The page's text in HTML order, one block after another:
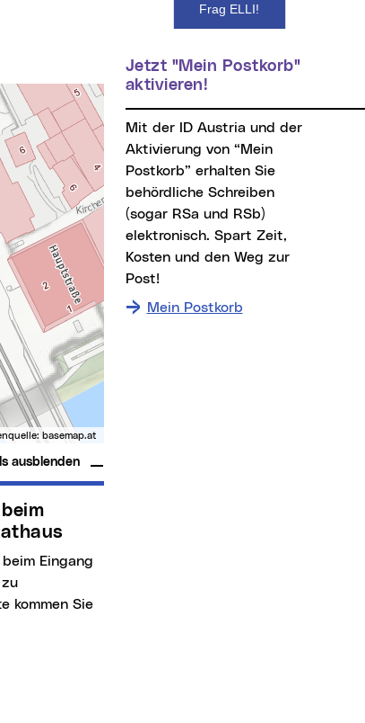
basemap.at
ausblenden
zu
kommen Sie
Frag ELLI!
Jetzt "Mein Postkorb"
aktivieren!
Mit der ID Austria und der
Aktivierung von “Mein
Postkorb” erhalten Sie
behördliche Schreiben
(sogar RSa und RSb)
elektronisch. Spart Zeit,
Kosten und den Weg zur
Post!
Mein Postkorb